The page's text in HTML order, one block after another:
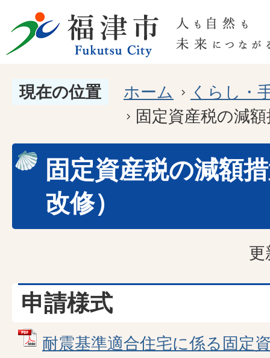
現在の位置 ホーム
くらし・
固定資産税の減
固定資産税の減額
改修）
更
申請様式
耐震基準適合住宅に係る固定